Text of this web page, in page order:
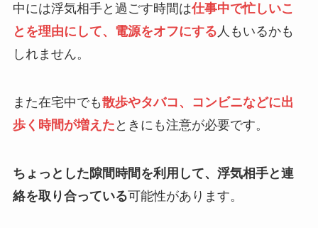
中には浮気相手と過ごす時間は仕事中で忙しいこ
とを理由にして、電源をオフにする 人もいるかも
しれません。
また在宅中でも散歩やタバコ、コンビニなどに出
歩く時間が増えた ときにも注意が必要です。
ちょっとした隙間時間を利用して、浮気相手と連
絡を取り合っている可能性があります。